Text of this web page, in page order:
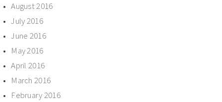
August 2016
July 2016
June 2016
May 2016
April 2016
March 2016
February 2016